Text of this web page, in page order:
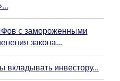
с замороженными
закона...
вкладывать инвестору...